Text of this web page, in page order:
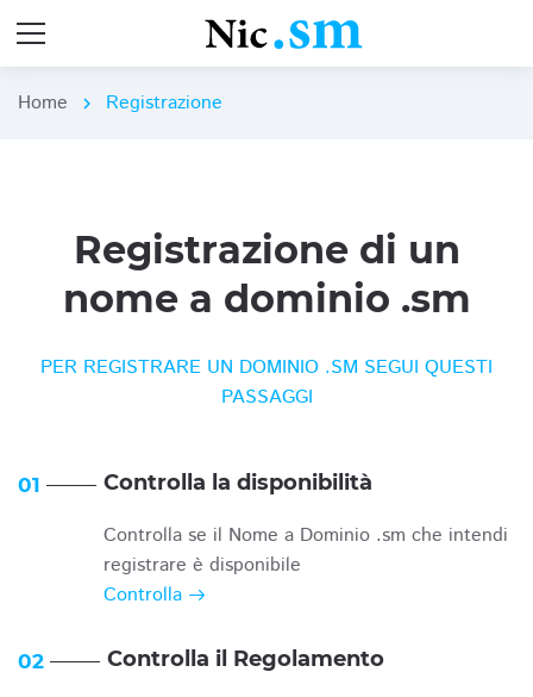
Home chevron_right Registrazione
Registrazione di un
nome a dominio .sm
PER REGISTRARE UN DOMINIO .SM SEGUI QUESTI
PASSAGGI
01 Controlla la disponibilità
Controlla se il Nome a Dominio .sm che intendi
registrare è disponibile
Controlla
02 Controlla il Regolamento